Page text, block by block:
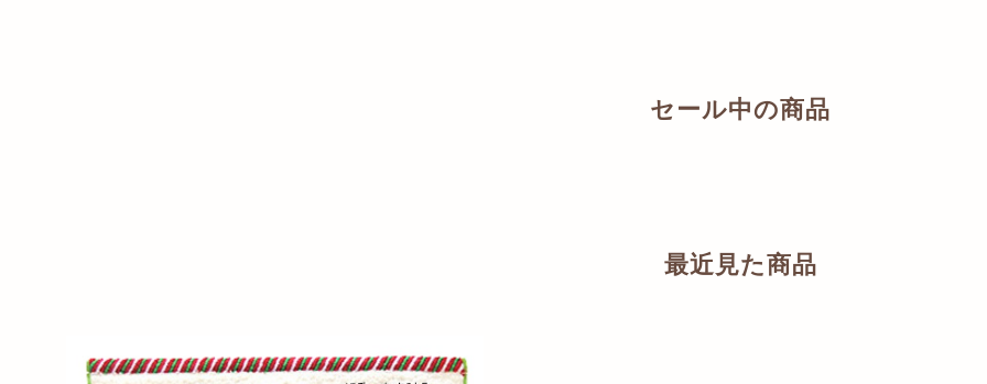
セール中の商品
最近見た商品